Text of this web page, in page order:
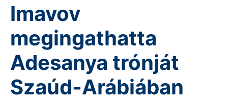
Imavov
megingathatta
Adesanya trónját
Szaúd-Arábiában